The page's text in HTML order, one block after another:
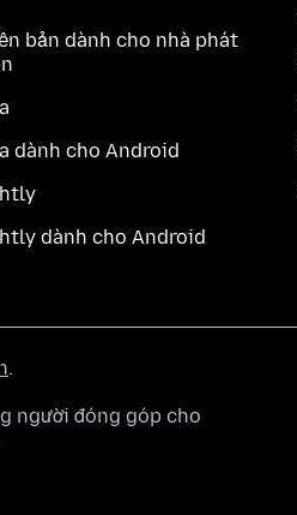
bản dành cho nhà phát
dành cho Android
dành cho Android
.
người đóng góp cho